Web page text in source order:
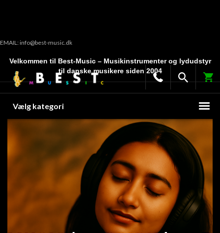
EMAIL: info@best-music.dk
Velkommen til Best-Music – Musikinstrumenter og lydudstyr
til danske musikere siden 2004
Vælg kategori